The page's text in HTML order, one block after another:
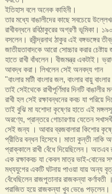
ইতিহাস বলে অনেক কাহিনী।
তার মধ্যে বাঙালীদের কাছে সবচেয়ে
রাখীবন্ধনে রবিঠাকুরের অগ্রণী ভূমিকা।
বসলেন। রবীন্দ্রনাথ ঠাকুর এই বঙ্গভঙ্গের
জাতীয়তাবাদকে আরো সোচ্চার করার চেষ্টায়
হাতে রাখী বাঁধলেন। বীজমন্ত্র একটাই।
আবদ্ধ করা। লিখলেন সেই অনবদ্য গান
"বাংলার মাটী বাংলার জল, বাংলার বায়ু
তাই সেইথেকে রাখীপূর্ণিমার দিনটি
রাখী হল সেই রক্ষাবন্ধনের কবচ যা
তাই বুঝি মা যশোদা কৃষ্ণের হাতে এই
অরণ্যে, প্রান্তরে গোচারণায় যেতেন
সেই জন্য । আবার ব্রজবালারা কিশোর
প্রীতির বন্ধন হিসেবে। মাতা কুন্তী নাকি
প্রাক্কালে রাখী বেঁধে দিয়েছিলেন। অতএব
এক রক্ষাকবচ যা কেবল মাত্র ভাই-বোনের
মধ্যযুগের একটি ঘটনায় পাওয়া যায় অন্য
বেঁধেছিলেন রাজপুতানার রাজকন্যা
পরাজিত হয়ে রাজকন্যা খুব ভেঙে পড়লেন।